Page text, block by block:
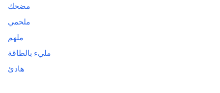
مضحك
ملحمي
ملهم
مليء بالطاقة
هادئ